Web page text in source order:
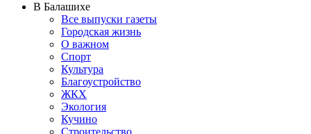
В Балашихе
Все выпуски газеты
Городская жизнь
О важном
Спорт
Культура
Благоустройство
ЖКХ
Экология
Кучино
Строительство